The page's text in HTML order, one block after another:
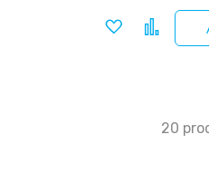
Adicionar a
20